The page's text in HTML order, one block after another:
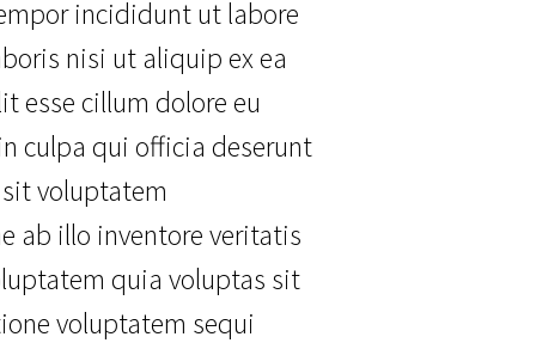
incididunt ut labore
nisi ut aliquip ex ea
esse cillum dolore eu
culpa qui officia deserunt
voluptatem
ab illo inventore veritatis
quia voluptas sit
voluptatem sequi